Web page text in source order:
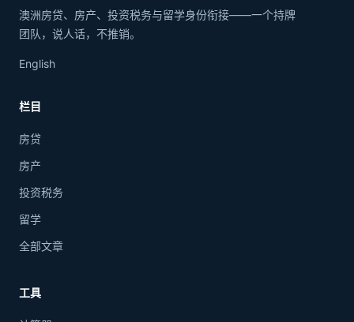
澳洲房贷、房产、投资税务与留学身份衔接——一个持牌
团队，说人话，不推销。
English
栏目
房贷
房产
投资税务
留学
全部文章
工具